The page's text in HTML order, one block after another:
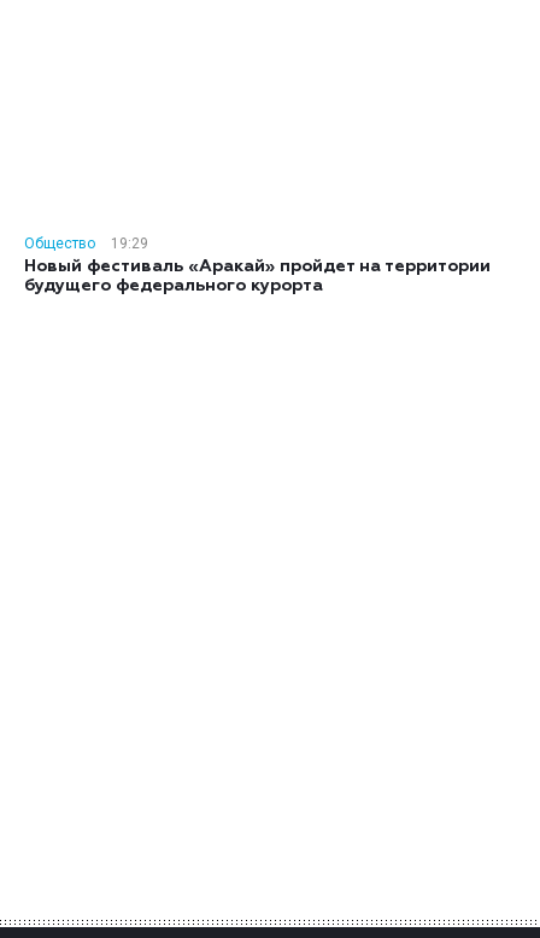
Общество
19:29
Новый фестиваль «Аракай» пройдет на территории
будущего федерального курорта